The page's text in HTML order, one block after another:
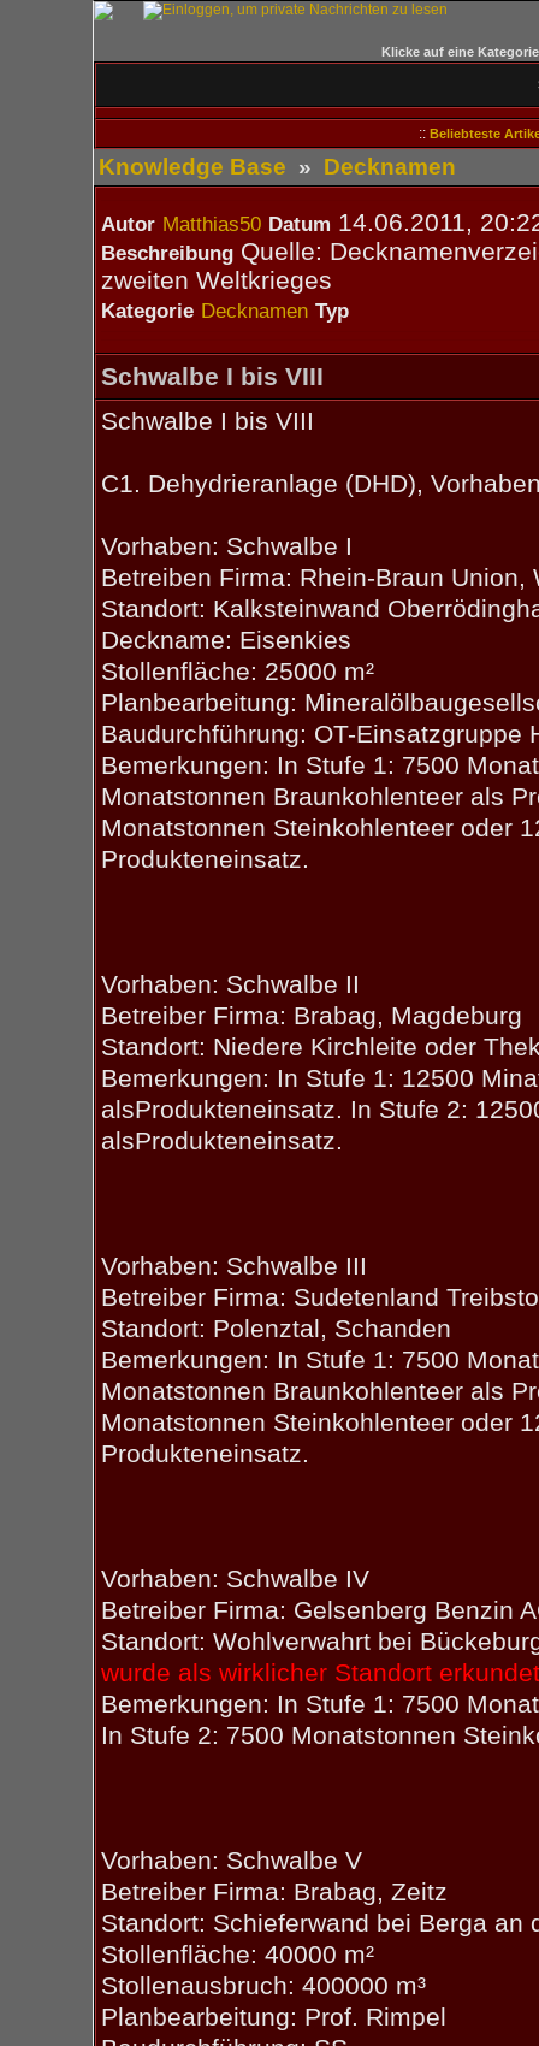
Klicke auf eine
:: Beliebteste
Knowledge Base » Decknamen
Autor Matthias50 Datum 14.06.2011,
Beschreibung Quelle:
zweiten Weltkrieges
Kategorie Decknamen Typ
Schwalbe I bis VIII
Schwalbe I bis VIII
C1. Dehydrieranlage (DHD),
Vorhaben: Schwalbe I
Betreiben Firma: Rhein-Braun Union,
Standort: Kalksteinwand
Deckname: Eisenkies
Stollenfläche: 25000 m²
Planbearbeitung:
Baudurchführung: OT-Einsatzgruppe
Bemerkungen: In Stufe 1: 7500
Monatstonnen Braunkohlenteer als
Monatstonnen Steinkohlenteer oder
Produkteneinsatz.
Vorhaben: Schwalbe II
Betreiber Firma: Brabag, Magdeburg
Standort: Niedere Kirchleite oder
Bemerkungen: In Stufe 1: 12500
alsProdukteneinsatz. In Stufe 2:
alsProdukteneinsatz.
Vorhaben: Schwalbe III
Betreiber Firma: Sudetenland
Standort: Polenztal, Schanden
Bemerkungen: In Stufe 1: 7500
Monatstonnen Braunkohlenteer als
Monatstonnen Steinkohlenteer oder
Produkteneinsatz.
Vorhaben: Schwalbe IV
Betreiber Firma: Gelsenberg Benzin
Standort: Wohlverwahrt bei
wurde als wirklicher Standort
Bemerkungen: In Stufe 1: 7500
In Stufe 2: 7500 Monatstonnen
Vorhaben: Schwalbe V
Betreiber Firma: Brabag, Zeitz
Standort: Schieferwand bei Berga
Stollenfläche: 40000 m²
Stollenausbruch: 400000 m³
Planbearbeitung: Prof. Rimpel